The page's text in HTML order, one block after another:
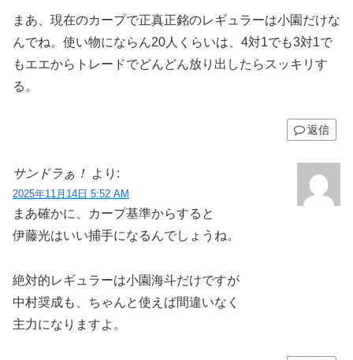
まあ、現在のカープで正真正銘のレギュラーは小園だけな
んでね。使い物にならん20人くらいは、4対1でも3対1で
もエエからトレードでどんどん放り出したらスッキリす
る。
返信
サンドラぁ！ より:
2025年11月14日 5:52 AM
まあ確かに、カープ基準からすると
伊藤光はいい捕手になるんでしょうね。
絶対的レギュラーは小園海斗だけですが
中村奨成も、ちゃんと使えば間違いなく
主力になりますよ。